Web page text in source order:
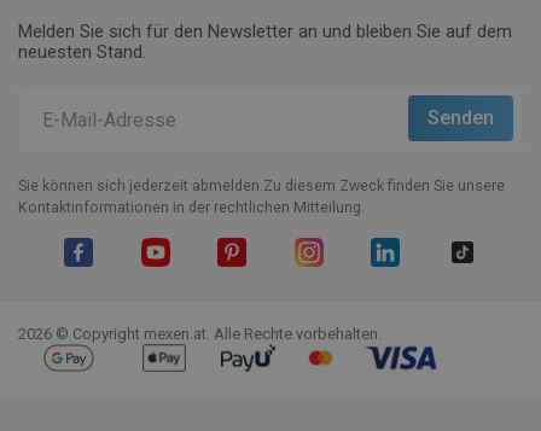
Melden Sie sich für den Newsletter an und bleiben Sie auf dem
neuesten Stand.
Sie können sich jederzeit abmelden.Zu diesem Zweck finden Sie unsere
Kontaktinformationen in der rechtlichen Mitteilung.
2026 © Copyright mexen.at. Alle Rechte vorbehalten.